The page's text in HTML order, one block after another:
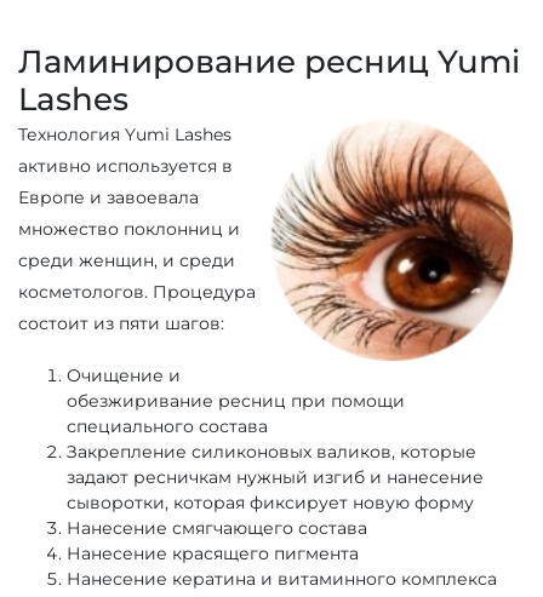
Ламинирование ресниц Yumi
Lashes
Технология Yumi Lashes
активно используется в
Европе и завоевала
множество поклонниц и
среди женщин, и среди
косметологов. Процедура
состоит из пяти шагов:
Очищение и
обезжиривание ресниц при помощи
специального состава
Закрепление силиконовых валиков, которые
задают ресничкам нужный изгиб и нанесение
сыворотки, которая фиксирует новую форму
Нанесение смягчающего состава
Нанесение красящего пигмента
Нанесение кератина и витаминного комплекса